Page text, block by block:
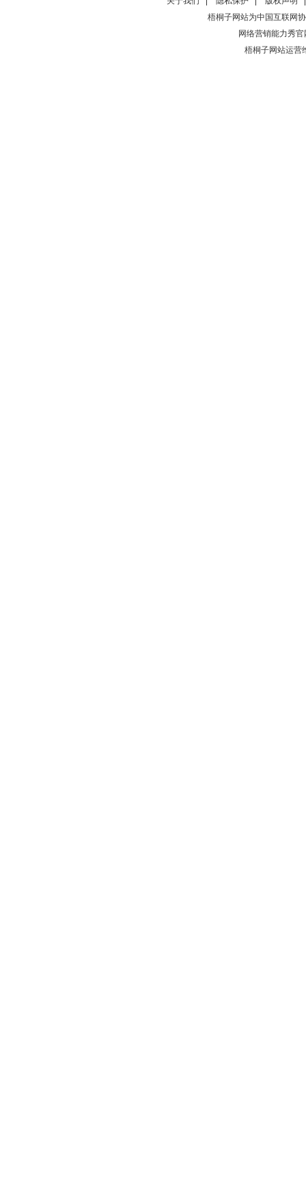
梧桐子网站为中国互联网
网络营销能力秀官
梧桐子网站运营